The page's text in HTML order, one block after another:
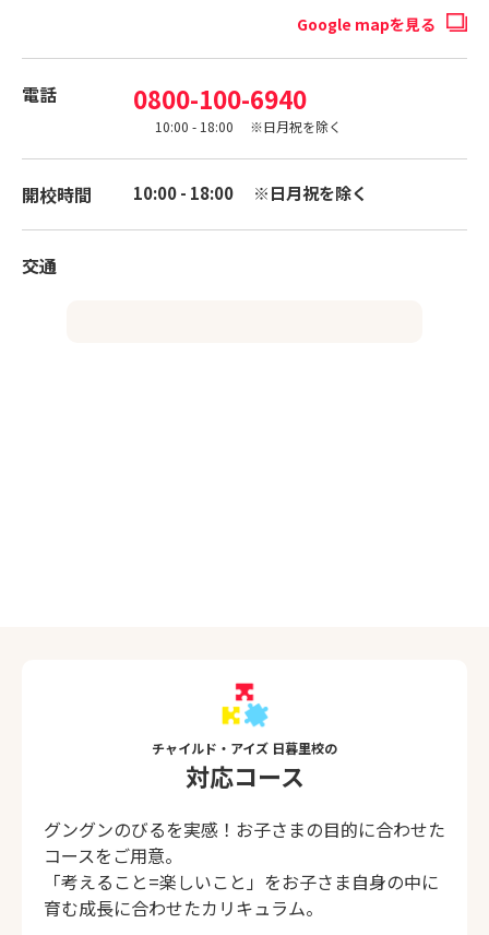
Google mapを見る
電話 0800-100-6940
10:00 - 18:00 ※日月祝を除く
開校時間 10:00 - 18:00 ※日月祝を除く
交通
チャイルド・アイズ 日暮里校の
対応コース
グングンのびるを実感！お子さまの目的に合わせた
コースをご用意。
「考えること=楽しいこと」をお子さま自身の中に
育む成長に合わせたカリキュラム。